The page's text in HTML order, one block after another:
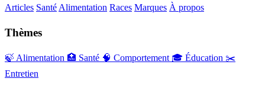
Articles Santé Alimentation Races Marques À propos
Thèmes
🍃 Alimentation 🏥 Santé 🧠 Comportement 🎓 Éducation ✂️
Entretien